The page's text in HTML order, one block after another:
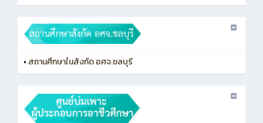
• สถานศึกษาในสังกัด อศจ.ชลบุรี